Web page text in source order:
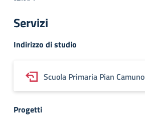
Servizi
Indirizzo di studio
Scuola Primaria Pian Camuno
Progetti